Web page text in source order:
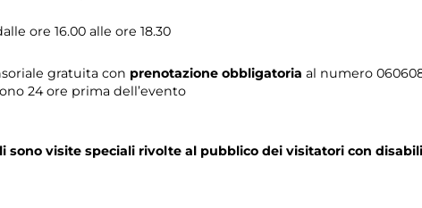
ore 16.00 alle ore 18.30
gratuita con prenotazione obbligatoria al numero
24 ore prima dell’evento
sono visite speciali rivolte al pubblico dei visitatori con